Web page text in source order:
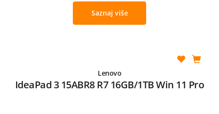
Saznaj više
Lenovo
IdeaPad 3 15ABR8 R7 16GB/1TB Win 11 Pro